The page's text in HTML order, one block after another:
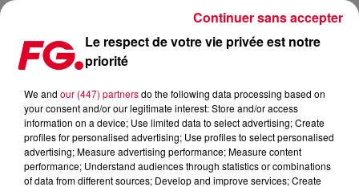
ALBUM INCONTOURNABLE DE 2024 : MAGDALENA BAY
Publié : 9 septembre 2024 à 15h57 par Arnaud GODEFROY
Le respect de votre vie privée est notre
priorité
We and our (447) partnersdo the following data processing based on
your consent and/or our legitimate interest: Store and/or access
information on a device; Use limited data to select advertising; Create
profiles for personalised advertising; Use profiles to select personalised
advertising; Measure advertising performance; Measure content
performance; Understand audiences through statistics or combinations
of data from different sources; Develop and improve services; Create
Continuer sans accepter